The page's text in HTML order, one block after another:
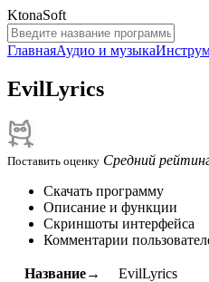
KtonaSoft
ГлавнаяАудио и музыка
EvilLyrics
Поставить оценку Средний
Скачать программу
Описание и функции
Скриншоты интерфейса
Комментарии
Название→
EvilLyrics